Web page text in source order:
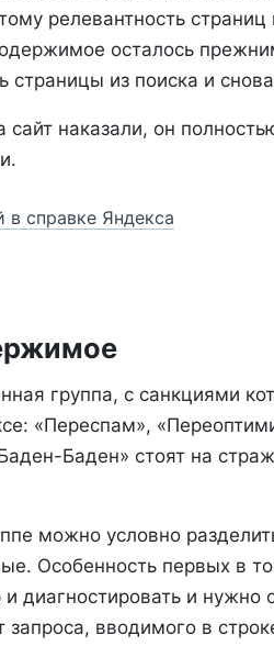
релевантность
осталось
страницы из поиска и
сайт наказали, он
справке Яндекса
группа, с санкциями
«Переспам»,
Баден» стоят на
можно условно
Особенность первых в
диагностировать и нужно
запроса, вводимого в